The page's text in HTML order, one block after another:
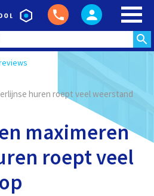
huren roept veel weerstand
maximeren
roept veel